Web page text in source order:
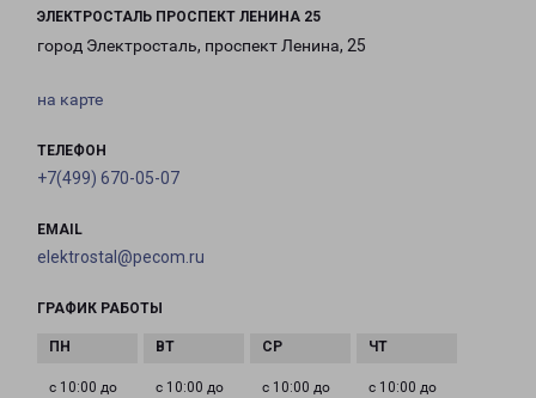
ЭЛЕКТРОСТАЛЬ ПРОСПЕКТ ЛЕНИНА 25
город Электросталь, проспект Ленина, 25
на карте
ТЕЛЕФОН
+7(499) 670-05-07
EMAIL
elektrostal@pecom.ru
ГРАФИК РАБОТЫ
с 10:00 до
с 10:00 до
с 10:00 до
с 10:00 до